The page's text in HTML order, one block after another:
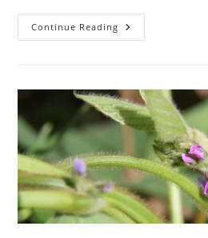
Continue Reading